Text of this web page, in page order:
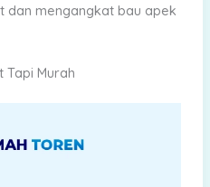
dan mengangkat bau apek
Tapi Murah